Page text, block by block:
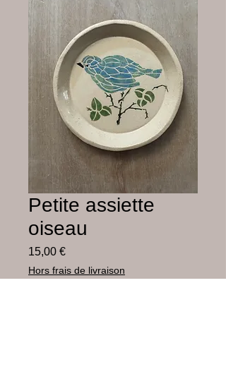
Petite assiette
oiseau
15,00 €Prix
Hors frais de livraison